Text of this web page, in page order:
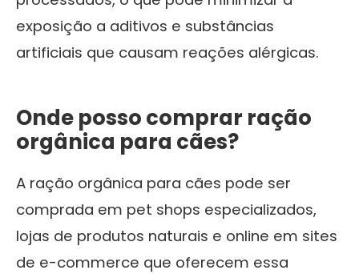
exposição a aditivos e substâncias
artificiais que causam reações alérgicas.
Onde posso comprar ração
orgânica para cães?
A ração orgânica para cães pode ser
comprada em pet shops especializados,
lojas de produtos naturais e online em sites
de e-commerce que oferecem essa